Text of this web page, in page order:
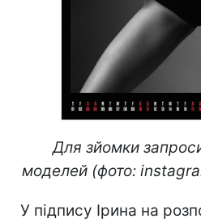
Для зйомки
моделей (фото:
У підпису Ірина на